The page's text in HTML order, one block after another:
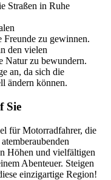
Straßen in Ruhe
Freunde zu gewinnen.
den vielen
Natur zu bewundern.
an, da sich die
ändern können.
Sie
für Motorradfahrer, die
Höhen und vielfältigen
Abenteuer. Steigen
einzigartige Region!